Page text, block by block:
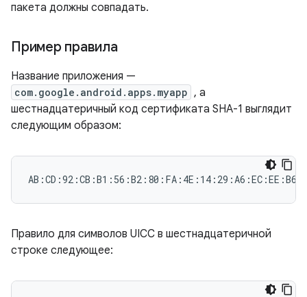
пакета должны совпадать.
Пример правила
Название приложения —
com.google.android.apps.myapp , а
шестнадцатеричный код сертификата SHA-1 выглядит
следующим образом:
Правило для символов UICC в шестнадцатеричной
строке следующее: